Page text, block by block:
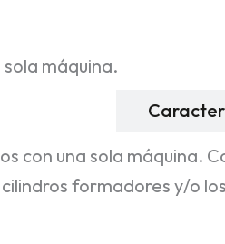
máquina.
con una sola máquina.
formadores y/o